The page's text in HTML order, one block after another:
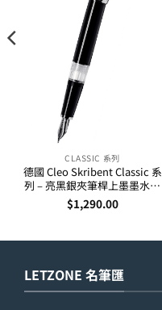
CLASSIC 系列
德國 Cleo Skribent Classic 系
列 – 亮黑銀夾筆桿上墨墨水筆
(24000-02)
$1,290.00
LETZONE 名筆匯